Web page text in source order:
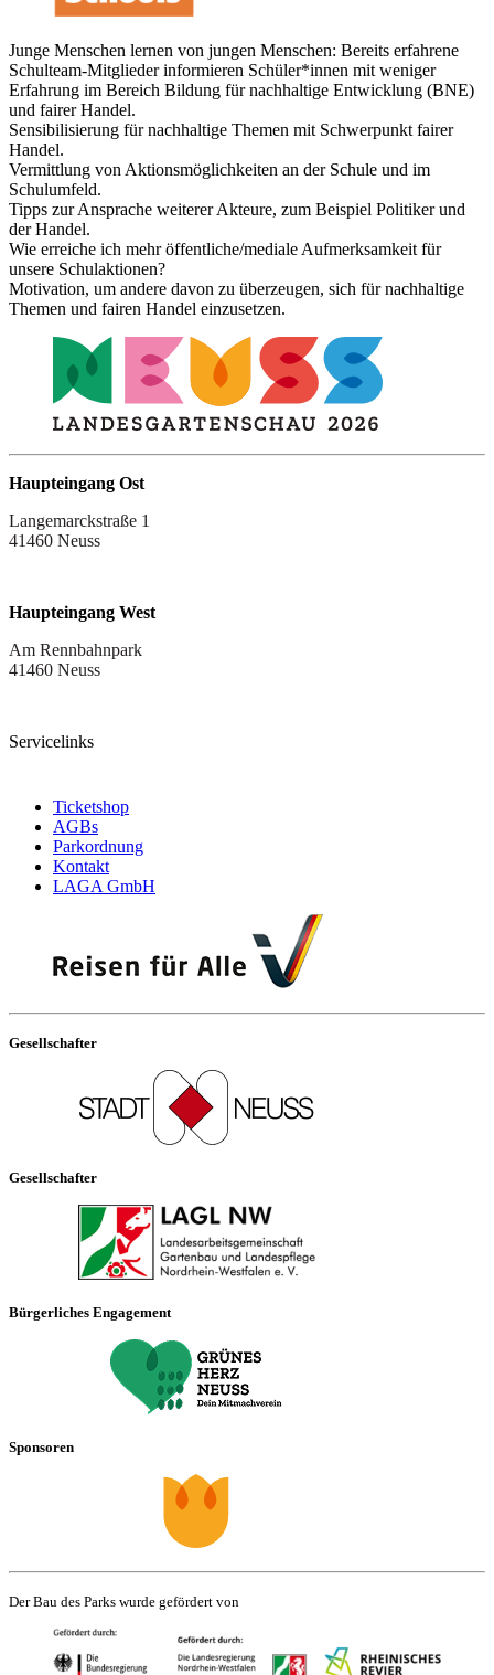
Junge Menschen lernen von jungen Menschen: Bereits erfahrene
Schulteam-Mitglieder informieren Schüler*innen mit weniger
Erfahrung im Bereich Bildung für nachhaltige Entwicklung (BNE)
und fairer Handel.
Sensibilisierung für nachhaltige Themen mit Schwerpunkt fairer
Handel.
Vermittlung von Aktionsmöglichkeiten an der Schule und im
Schulumfeld.
Tipps zur Ansprache weiterer Akteure, zum Beispiel Politiker und
der Handel.
Wie erreiche ich mehr öffentliche/mediale Aufmerksamkeit für
unsere Schulaktionen?
Motivation, um andere davon zu überzeugen, sich für nachhaltige
Themen und fairen Handel einzusetzen.
Haupteingang Ost
Langemarckstraße 1
41460 Neuss
Haupteingang West
Am Rennbahnpark
41460 Neuss
Servicelinks
Ticketshop
AGBs
Parkordnung
Kontakt
LAGA GmbH
Gesellschafter
Gesellschafter
Bürgerliches Engagement
Sponsoren
Der Bau des Parks wurde gefördert von